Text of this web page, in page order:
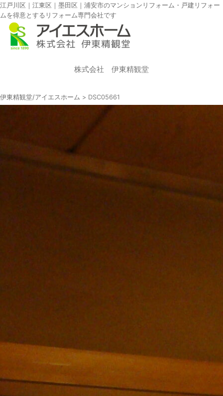
江戸川区｜江東区｜墨田区｜浦安市のマンションリフォーム・戸建リフォー
ムを得意とするリフォーム専門会社です
株式会社 伊東精観堂
伊東精観堂/アイエスホーム > DSC05661